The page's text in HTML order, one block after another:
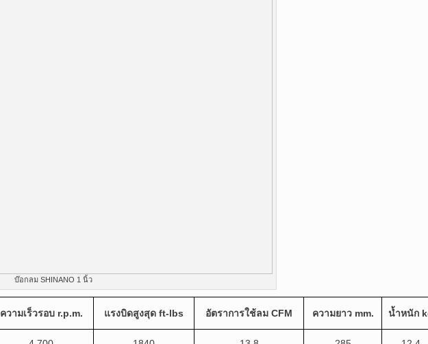
บ๊อกลม SHINANO 1 นิ้ว
ความเร็วรอบr.p.m. แรงบิดสูงสุด ft-lbs อัตราการใช้ลม CFM ความยาว mm. น้ำหนัก